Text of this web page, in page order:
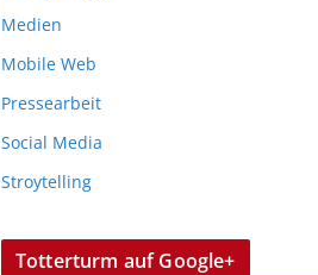
Medien
Mobile Web
Pressearbeit
Social Media
Stroytelling
Totterturm auf Google+